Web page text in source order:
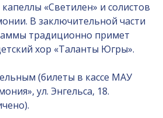
«Светилен» и солистов
В заключительной части
традиционно примет
хор «Таланты Югры».
(билеты в кассе МАУ
ул. Энгельса, 18.